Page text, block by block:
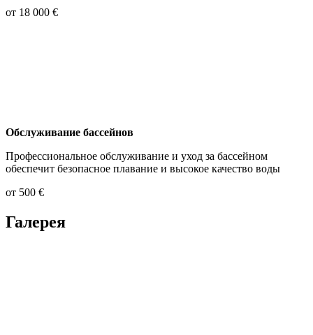
от 18 000 €
Обслуживание бассейнов
Профессиональное обслуживание и уход за бассейном
обеспечит безопасное плавание и высокое качество воды
от 500 €
Галерея